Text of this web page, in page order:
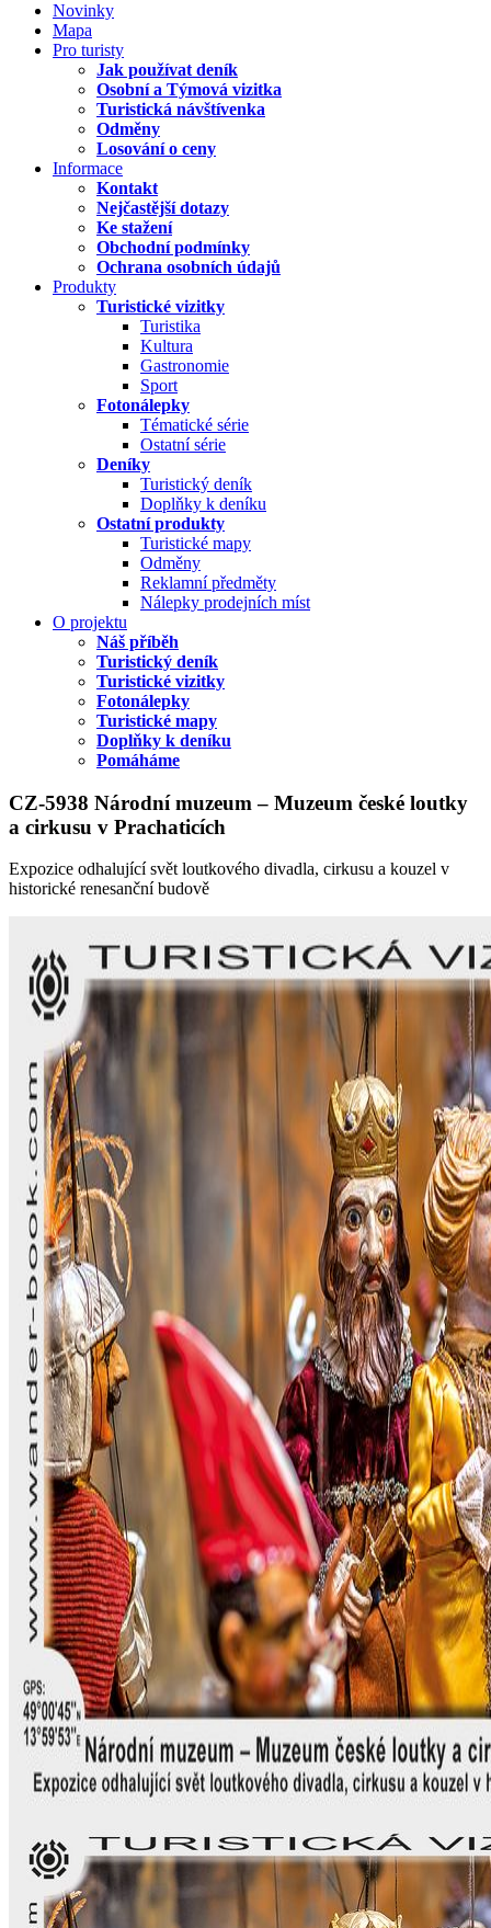
Novinky
Mapa
Pro turisty
Jak používat deník
Osobní a Týmová vizitka
Turistická návštívenka
Odměny
Losování o ceny
Informace
Kontakt
Nejčastější dotazy
Ke stažení
Obchodní podmínky
Ochrana osobních údajů
Produkty
Turistické vizitky
Turistika
Kultura
Gastronomie
Sport
Fotonálepky
Tématické série
Ostatní série
Deníky
Turistický deník
Doplňky k deníku
Ostatní produkty
Turistické mapy
Odměny
Reklamní předměty
Nálepky prodejních míst
O projektu
Náš příběh
Turistický deník
Turistické vizitky
Fotonálepky
Turistické mapy
Doplňky k deníku
Pomáháme
CZ-5938 Národní muzeum – Muzeum české loutky
a cirkusu v Prachaticích
Expozice odhalující svět loutkového divadla, cirkusu a kouzel v
historické renesanční budově